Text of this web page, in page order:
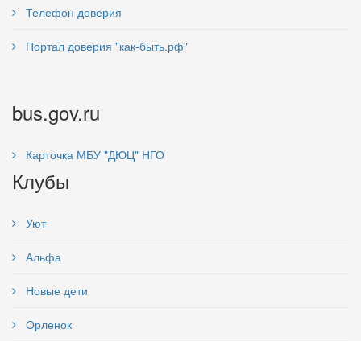
Телефон доверия
Портал доверия "как-быть.рф"
bus.gov.ru
Карточка МБУ "ДЮЦ" НГО
Клубы
Уют
Альфа
Новые дети
Орленок